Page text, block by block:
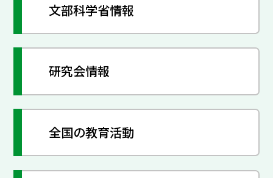
文部科学省情報
研究会情報
全国の教育活動